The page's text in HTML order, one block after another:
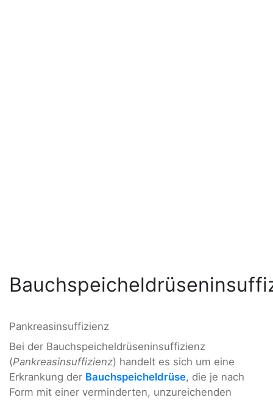
Pankreasinsuffizienz
Bei der Bauchspeicheldrüseninsuffizienz
(Pankreasinsuffizienz) handelt es sich um eine
Erkrankung der Bauchspeicheldrüse, die je nach
Form mit einer verminderten, unzureichenden